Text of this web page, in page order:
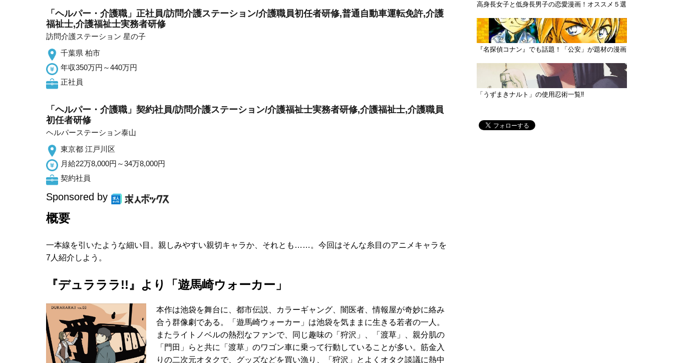
「ヘルパー・介護職」正社員/訪問介護ステーション/介護職員初任者研修,普通自動車運転免許,介護
福祉士,介護福祉士実務者研修
訪問介護ステーション 星の子
千葉県 柏市
年収350万円～440万円
正社員
「ヘルパー・介護職」契約社員/訪問介護ステーション/介護福祉士実務者研修,介護福祉士,介護職員
初任者研修
ヘルパーステーション泰山
東京都 江戸川区
月給22万8,000円～34万8,000円
契約社員
Sponsored by
概要
一本線を引いたような細い目。親しみやすい親切キャラか、それとも……。今回はそんな糸目のアニメキャラを
7人紹介しよう。
『デュラララ!!』より「遊馬崎ウォーカー」
本作は池袋を舞台に、都市伝説、カラーギャング、闇医者、情報屋が奇妙に絡み
合う群像劇である。「遊馬崎ウォーカー」は池袋を気ままに生きる若者の一人。
またライトノベルの熱烈なファンで、同じ趣味の「狩沢」、「渡草」、親分肌の
「門田」らと共に「渡草」のワゴン車に乗って行動していることが多い。筋金入
りの二次元オタクで、グッズなどを買い漁り、「狩沢」とよくオタク談議に熱中
高身長女子と低身長男子の恋愛漫画！オススメ５選
『名探偵コナン』でも話題！「公安」が題材の漫画
「うずまきナルト」の使用忍術一覧‼